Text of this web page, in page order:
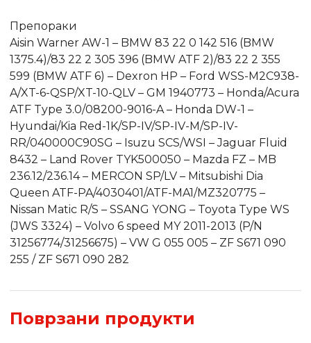
Препораки
Aisin Warner AW-1 – BMW 83 22 0 142 516 (BMW
1375.4)/83 22 2 305 396 (BMW ATF 2)/83 22 2 355
599 (BMW ATF 6) – Dexron HP – Ford WSS-M2C938-
A/XT-6-QSP/XT-10-QLV – GM 1940773 – Honda/Acura
ATF Type 3.0/08200-9016-A – Honda DW-1 –
Hyundai/Kia Red-1K/SP-IV/SP-IV-M/SP-IV-
RR/040000C90SG – Isuzu SCS/WSI – Jaguar Fluid
8432 – Land Rover TYK500050 – Mazda FZ – MB
236.12/236.14 – MERCON SP/LV – Mitsubishi Dia
Queen ATF-PA/4030401/ATF-MA1/MZ320775 –
Nissan Matic R/S – SSANG YONG – Toyota Type WS
(JWS 3324) – Volvo 6 speed MY 2011-2013 (P/N
31256774/31256675) – VW G 055 005 – ZF S671 090
255 / ZF S671 090 282
Поврзани продукти